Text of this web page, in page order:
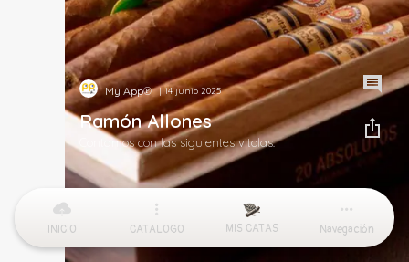
My App℗ | 14 junio 2025
Ramón Allones
Contamos con las siguientes vitolas.
INICIO CATALOGO MIS CATAS Navegación